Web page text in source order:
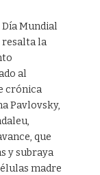
Día Mundial
resalta la
al
crónica
Pavlovsky,
que
y subraya
madre